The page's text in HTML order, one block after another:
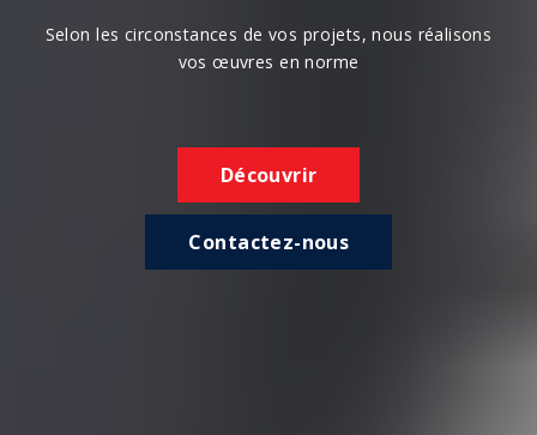
Selon les circonstances de vos projets, nous réalisons
vos œuvres en norme
Découvrir
Contactez-nous